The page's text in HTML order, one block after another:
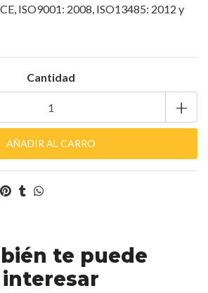
ISO9001: 2008, ISO13485: 2012 y
Cantidad
+
te puede
interesar